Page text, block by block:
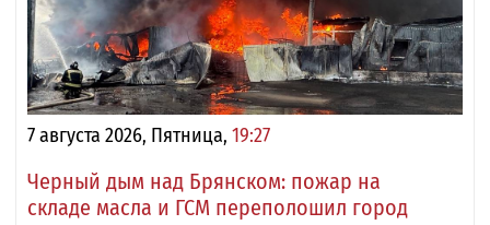
7 августа 2026, Пятница, 19:27
Черный дым над Брянском: пожар на
складе масла и ГСМ переполошил город